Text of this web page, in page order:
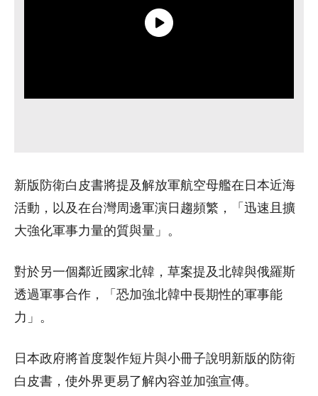
新版防衛白皮書將提及解放軍航空母艦在日本近海
活動，以及在台灣周邊軍演日趨頻繁，「迅速且擴
大強化軍事力量的質與量」。
對於另一個鄰近國家北韓，草案提及北韓與俄羅斯
透過軍事合作，「恐加強北韓中長期性的軍事能
力」。
日本政府將首度製作短片與小冊子說明新版的防衛
白皮書，使外界更易了解內容並加強宣傳。